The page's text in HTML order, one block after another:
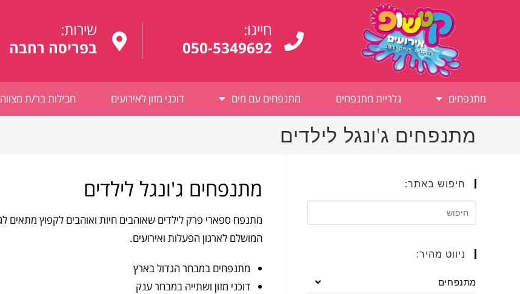
חייגו:
050-5349692
שירות:
בפריסה רחבה
מתנפחים גלריית מתנפחים מתנפחים עם מים דוכני מזון לאירועים חבילות בר/ת מצווה
מתנפחים ג'ונגל לילדים
מתנפחים ג'ונגל לילדים
המושלם לארגון הפעלות ואירועים.
מתנפחים במבחר הגדול בארץ
דוכני מזון ושתייה במבחר ענק
חיפוש באתר:
ניווט מהיר:
מתנפחים